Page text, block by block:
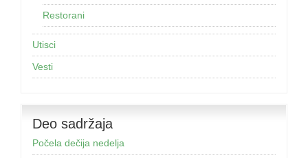
Restorani
Utisci
Vesti
Deo sadržaja
Počela dečija nedelja